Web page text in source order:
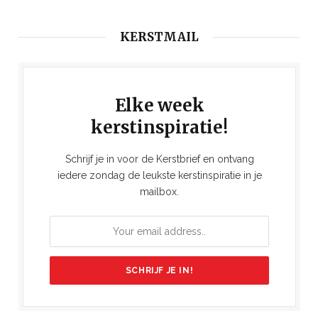
KERSTMAIL
Elke week
kerstinspiratie!
Schrijf je in voor de Kerstbrief en ontvang
iedere zondag de leukste kerstinspiratie in je
mailbox.